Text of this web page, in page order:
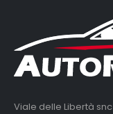
Viale delle Libertà snc